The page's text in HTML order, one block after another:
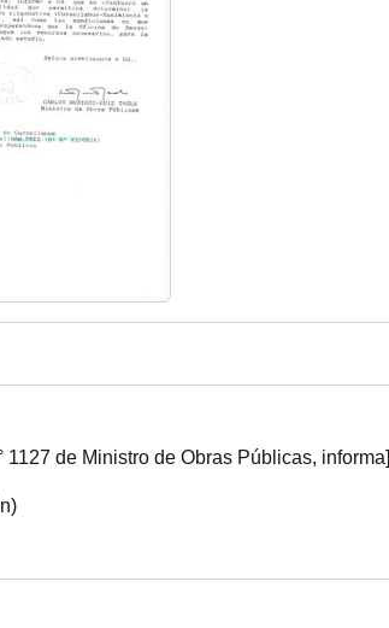
1127 de Ministro de Obras Públicas, informa]